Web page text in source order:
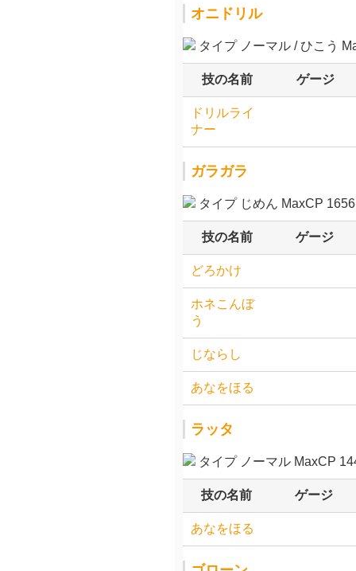
オニドリル
タイプ ノーマル / ひこう
技の名前 ゲージ
ドリルライ
ナー
ガラガラ
タイプ じめん MaxCP
技の名前 ゲージ
どろかけ
ホネこんぼ
う
じならし
あなをほる
ラッタ
タイプ ノーマル MaxCP
技の名前 ゲージ
あなをほる